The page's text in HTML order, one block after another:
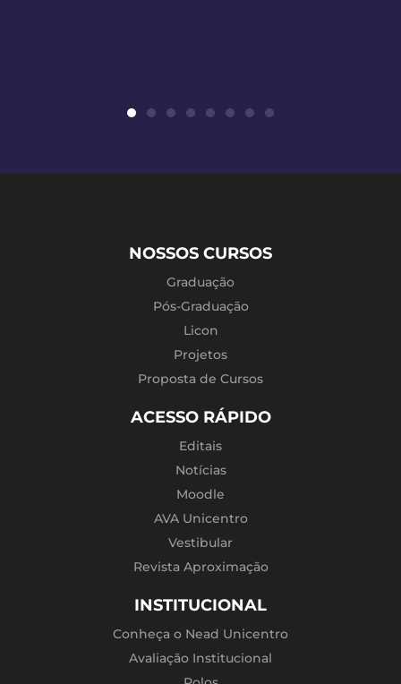
NOSSOS CURSOS
Graduação
Pós-Graduação
Licon
Projetos
Proposta de Cursos
ACESSO RÁPIDO
Editais
Notícias
Moodle
AVA Unicentro
Vestibular
Revista Aproximação
INSTITUCIONAL
Conheça o Nead Unicentro
Avaliação Institucional